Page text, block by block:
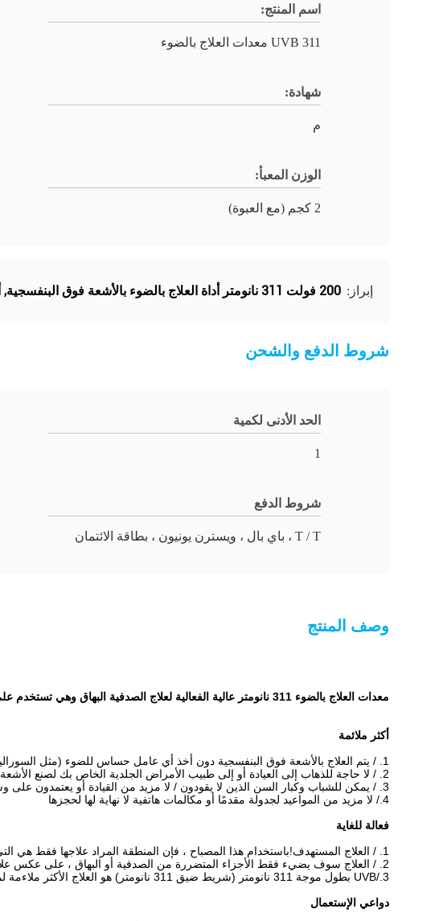
اسم المنتج:
311 UVB معدات العلاج بالضوء
شهادة:
م
الوزن المعبأ:
2 كجم (مع العبوة)
إبراز: 200 فولت 311 نانومتر أداة العلاج بالضوء بالأشعة فوق البنفسجية ,
شروط الدفع والشحن
الحد الأدنى لكمية
1
شروط الدفع
T / T ، باي بال ، ويسترن يونيون ، بطاقة الائتمان
وصف المنتج
معدات العلاج بالضوء 311 نانومتر عالية الفعالية لعلاج الصدفية البهاق وهي تستخدم على نطاق واسع في مستشفيات الأمراض الجلدية
أكثر ملائمة
1. / يتم العلاج بالأشعة فوق البنفسجية دون أخذ أي عامل حساس للضوء (مثل السورالينات) ، لذلك لم يتم تفويت أي تذكيرات أو علاجات.
2. / لا حاجة للذهاب إلى العيادة أو إلى طبيب الأمراض الجلدية الخاص بك لصنع الأشعة فوق البنفسجية في الكبائن.لا مزيد من وقت الغسيل في السيارة أو المسافة المقطوعة أو المال مقابل البنزين.
3. / يمكن للشباب وكبار السن الذين لا يقودون / لا مزيد من القيادة أو يعتمدون على وسائل النقل العام أن يقوموا بعلاجهم في المنزل.
4./ لا مزيد من المواعيد لجدولة مقدمًا أو مكالمات هاتفية لا نهاية لها لحجزها
فعالة للغاية
1. / العلاج المستهدف!باستخدام هذا المصباح ، فإن المنطقة المراد علاجها فقط هي التي تتعرض للأشعة فوق البنفسجية.
2. / العلاج سوف يضيء فقط الأجزاء المتضررة من الصدفية أو البهاق ، على عكس علاجات المقصورة التي يأخذ فيها جسمك بالكامل الأشعة فوق البنفسجية ، حتى في حالة عدم الحاجة إليها.
3./UVB بطول موجة 311 نانومتر (شريط ضيق 311 نانومتر) هو العلاج الأكثر ملاءمة لمرض الصدفية والبهاق: تأخذ بشرتك الأشعة فوق البنفسجية فقط (الخروج من A و C) والطول الموجي فقط مفيد للعلاج.
دواعي الإستعمال